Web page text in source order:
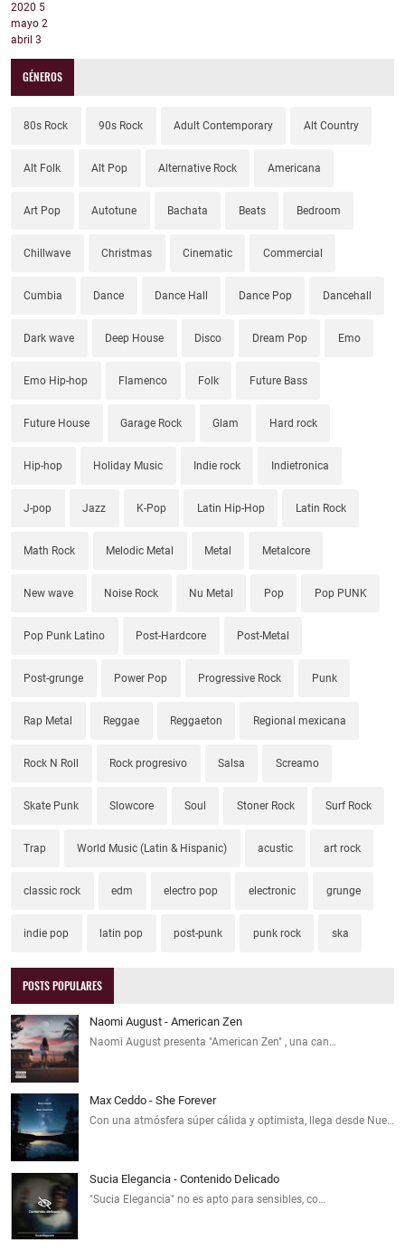
2020 5
mayo 2
abril 3
GÉNEROS
80s Rock 90s Rock Adult Contemporary Alt Country
Alt Folk Alt Pop Alternative Rock Americana
Art Pop Autotune Bachata Beats Bedroom
Chillwave Christmas Cinematic Commercial
Cumbia Dance Dance Hall Dance Pop Dancehall
Dark wave Deep House Disco Dream Pop Emo
Emo Hip-hop Flamenco Folk Future Bass
Future House Garage Rock Glam Hard rock
Hip-hop Holiday Music Indie rock Indietronica
J-pop Jazz K-Pop Latin Hip-Hop Latin Rock
Math Rock Melodic Metal Metal Metalcore
New wave Noise Rock Nu Metal Pop Pop PUNK
Pop Punk Latino Post-Hardcore Post-Metal
Post-grunge Power Pop Progressive Rock Punk
Rap Metal Reggae Reggaeton Regional mexicana
Rock N Roll Rock progresivo Salsa Screamo
Skate Punk Slowcore Soul Stoner Rock Surf Rock
Trap World Music (Latin & Hispanic) acustic art rock
classic rock edm electro pop electronic grunge
indie pop latin pop post-punk punk rock ska
POSTS POPULARES
Naomi August - American Zen
Naomi August presenta "American Zen" , una can…
Max Ceddo - She Forever
Con una atmósfera súper cálida y optimista, llega desde Nue…
Sucia Elegancia - Contenido Delicado
"Sucia Elegancia" no es apto para sensibles, co…